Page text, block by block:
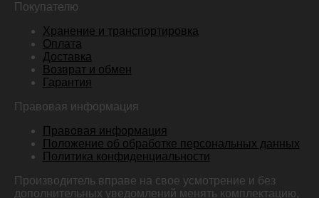
Покупателю
Хранение и транспортировка
Оплата
Доставка
Возврат и обмен
Гарантия
Правовая информация
Правовая информация
Положение об обработке персональных данных
Политика конфиденциальности
Производитель вправе на свое усмотрение и без
дополнительных уведомлений менять комплектацию,